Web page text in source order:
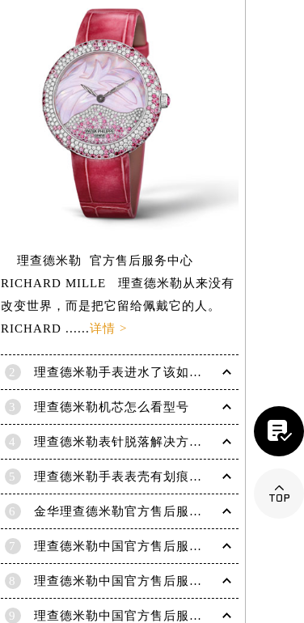
理查德米勒 官方售后服务中心
RICHARD MILLE 理查德米勒从来没有
改变世界，而是把它留给佩戴它的人。
RICHARD ......详情 >
2 理查德米勒手表进水了该如何的处理呢？
3 理查德米勒机芯怎么看型号
4 理查德米勒表针脱落解决方法（专业维修指南与注意事项）
5 理查德米勒手表表壳有划痕处理方法
6 金华理查德米勒官方售后服务中心｜网点地址与电话权威信息公示（2026年6月最新）
7 理查德米勒中国官方售后服务中心｜服务热线与门店详细地址权威信息公告（2026年6月最新）
8 理查德米勒中国官方售后服务中心｜全部地址与售后服务电话权威信息公告（2026年7月最新）
9 理查德米勒中国官方售后服务中心｜网点地址与24小时售后热线权威信息通知（2026年7月最新）

